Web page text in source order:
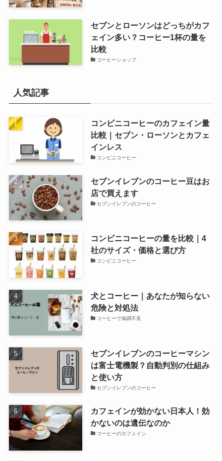
セブンとローソンはどっちがカフ
ェイン多い？コーヒー1杯の量を
比較
コーヒーショップ
人気記事
コンビニコーヒーのカフェイン量
比較｜セブン・ローソンとカフェ
インレス
コンビニコーヒー
セブンイレブンのコーヒー豆はお
店で買えます
セブンイレブンのコーヒー
コンビニコーヒーの量を比較｜4
社のサイズ・価格と選び方
コンビニコーヒー
犬とコーヒー｜あなたが知らない
危険と対処法
コーヒーで体調不良
セブンイレブンのコーヒーマシン
は富士電機製？自動判別の仕組み
と使い方
セブンイレブンのコーヒー
カフェインが効かない日本人！効
かないのは遺伝なのか
コーヒーのカフェイン